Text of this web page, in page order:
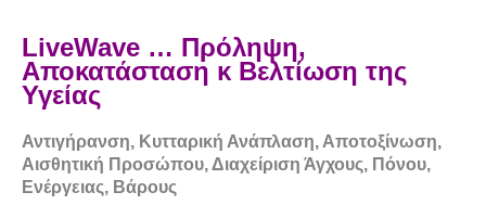
LiveWave … Πρόληψη,
Αποκατάσταση κ Βελτίωση της
Υγείας
Αντιγήρανση, Κυτταρική Ανάπλαση, Αποτοξίνωση,
Αισθητική Προσώπου, Διαχείριση Άγχους, Πόνου,
Ενέργειας, Βάρους